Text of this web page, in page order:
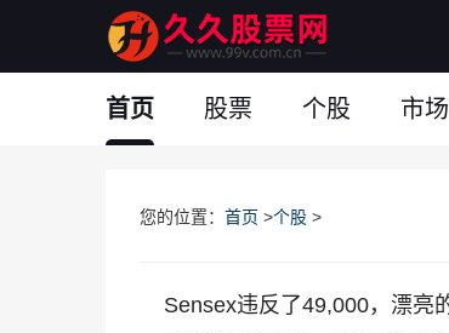
首页 股票 个股 市场
您的位置： 首页 >个股 >
Sensex违反了49,000，漂亮